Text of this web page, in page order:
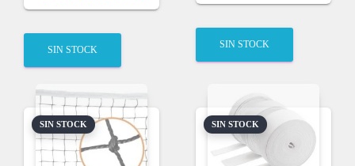
SIN STOCK SIN STOCK
SIN STOCK SIN STOCK